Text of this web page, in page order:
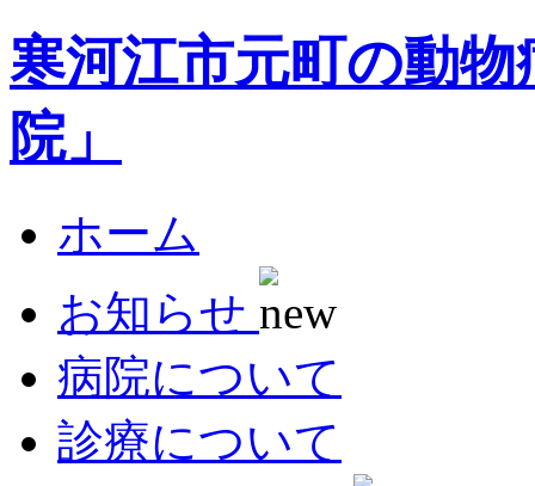
寒河江市元町の動
院」
ホーム
お知らせ
病院について
診療について